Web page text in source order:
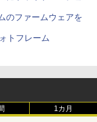
のファームウェアを
トフレーム
1カ月